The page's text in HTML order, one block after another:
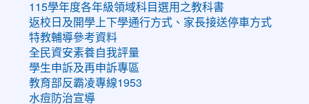
115學年度各年級領域科目選用之教科書
返校日及開學上下學通行方式、家長接送停車方式
特教輔導參考資料
全民資安素養自我評量
學生申訴及再申訴專區
教育部反霸凌專線1953
水痘防治宣導